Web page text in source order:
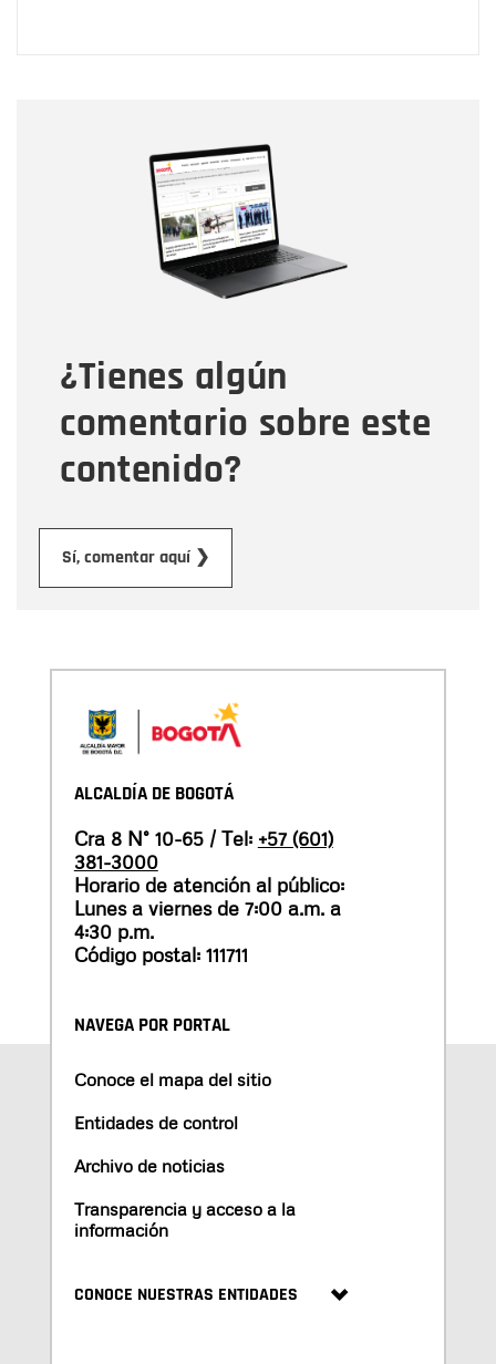
¿Tienes algún
comentario sobre este
contenido?
Sí, comentar aquí ❯
Correo electrónico
Tipo de comentario
Mensaje
ALCALDÍA DE BOGOTÁ
Cra 8 N° 10-65 / Tel: +57 (601)
381-3000
Horario de atención al público:
Lunes a viernes de 7:00 a.m. a
4:30 p.m.
Código postal: 111711
NAVEGA POR PORTAL
Conoce el mapa del sitio
Entidades de control
Archivo de noticias
Transparencia y acceso a la
información
CONOCE NUESTRAS ENTIDADES